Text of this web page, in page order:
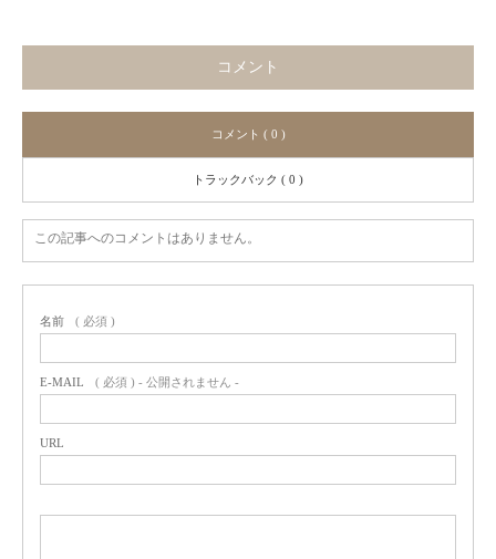
コメント
コメント ( 0 )
トラックバック ( 0 )
この記事へのコメントはありません。
名前 ( 必須 )
E-MAIL ( 必須 ) - 公開されません -
URL